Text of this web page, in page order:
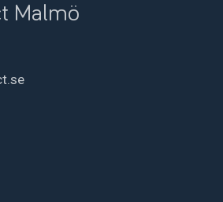
Malmö